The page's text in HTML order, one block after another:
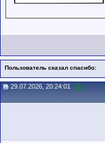
Пользователь сказал cпасибо:
29.07.2026, 20:24:01